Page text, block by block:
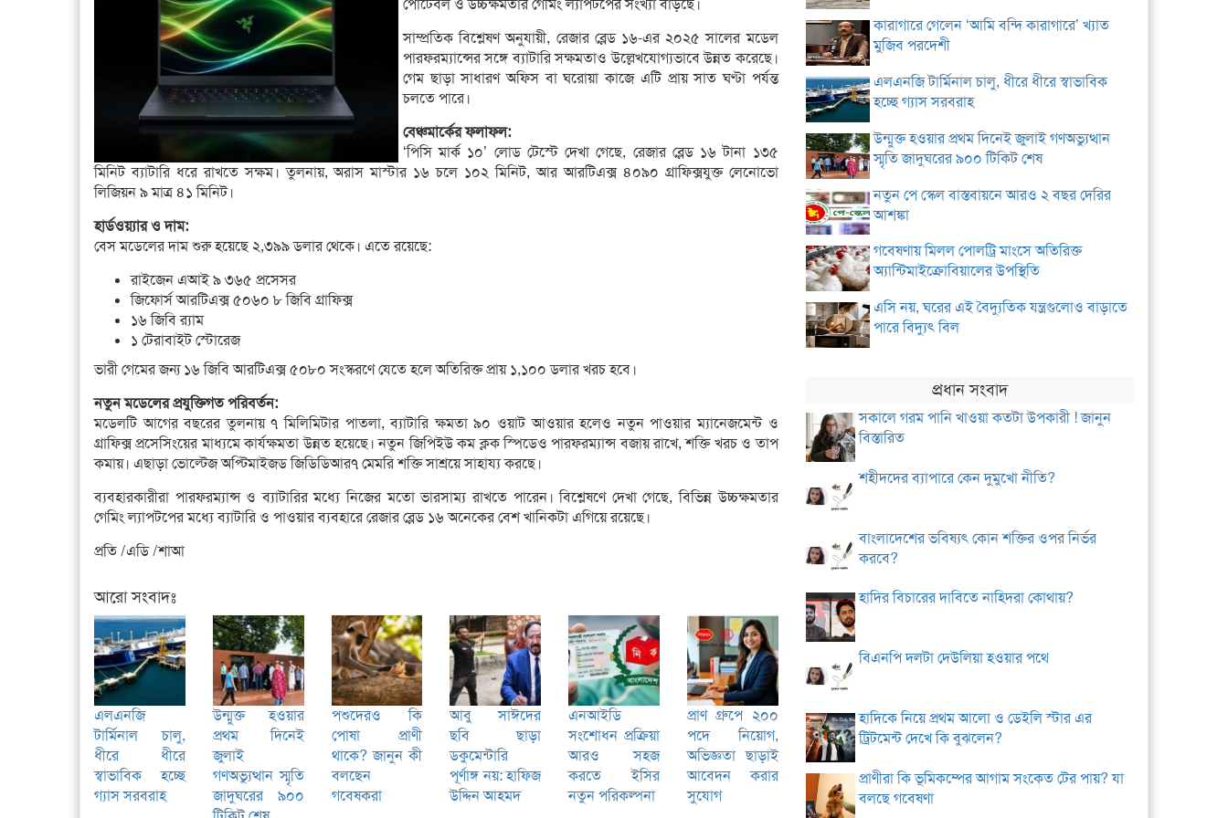
সাম্প্রতিক বিশ্লেষণ অনুযায়ী, রেজার ব্লেড ১৬-এর ২০২৫ সালের মডেল
পারফরম্যান্সের সঙ্গে ব্যাটারি সক্ষমতাও উল্লেখযোগ্যভাবে উন্নত করেছে।
গেম ছাড়া সাধারণ অফিস বা ঘরোয়া কাজে এটি প্রায় সাত ঘণ্টা পর্যন্ত
চলতে পারে।
বেঞ্চমার্কের ফলাফল:
‘পিসি মার্ক ১০’ লোড টেস্টে দেখা গেছে, রেজার ব্লেড ১৬ টানা ১৩৫
মিনিট ব্যাটারি ধরে রাখতে সক্ষম। তুলনায়, অরাস মাস্টার ১৬ চলে ১০২ মিনিট, আর আরটিএক্স ৪০৯০ গ্রাফিক্সযুক্ত লেনোভো
লিজিয়ন ৯ মাত্র ৪১ মিনিট।
হার্ডওয়্যার ও দাম:
বেস মডেলের দাম শুরু হয়েছে ২,৩৯৯ ডলার থেকে। এতে রয়েছে:
রাইজেন এআই ৯ ৩৬৫ প্রসেসর
জিফোর্স আরটিএক্স ৫০৬০ ৮ জিবি গ্রাফিক্স
১৬ জিবি র‍্যাম
১ টেরাবাইট স্টোরেজ
ভারী গেমের জন্য ১৬ জিবি আরটিএক্স ৫০৮০ সংস্করণে যেতে হলে অতিরিক্ত প্রায় ১,১০০ ডলার খরচ হবে।
নতুন মডেলের প্রযুক্তিগত পরিবর্তন:
মডেলটি আগের বছরের তুলনায় ৭ মিলিমিটার পাতলা, ব্যাটারি ক্ষমতা ৯০ ওয়াট আওয়ার হলেও নতুন পাওয়ার ম্যানেজমেন্ট ও
গ্রাফিক্স প্রসেসিংয়ের মাধ্যমে কার্যক্ষমতা উন্নত হয়েছে। নতুন জিপিইউ কম ক্লক স্পিডেও পারফরম্যান্স বজায় রাখে, শক্তি খরচ ও তাপ
কমায়। এছাড়া ভোল্টেজ অপ্টিমাইজড জিডিডিআর৭ মেমরি শক্তি সাশ্রয়ে সাহায্য করছে।
ব্যবহারকারীরা পারফরম্যান্স ও ব্যাটারির মধ্যে নিজের মতো ভারসাম্য রাখতে পারেন। বিশ্লেষণে দেখা গেছে, বিভিন্ন উচ্চক্ষমতার
গেমিং ল্যাপটপের মধ্যে ব্যাটারি ও পাওয়ার ব্যবহারে রেজার ব্লেড ১৬ অনেকের বেশ খানিকটা এগিয়ে রয়েছে।
প্রতি /এডি /শাআ
আরো সংবাদঃ
এলএনজি
টার্মিনাল চালু,
ধীরে ধীরে
স্বাভাবিক হচ্ছে
গ্যাস সরবরাহ
উন্মুক্ত হওয়ার
প্রথম দিনেই
জুলাই
গণঅভ্যুত্থান স্মৃতি
জাদুঘরের ৯০০
পশুদেরও কি
পোষা প্রাণী
থাকে? জানুন কী
বলছেন
গবেষকরা
আবু সাঈদের
ছবি ছাড়া
ডকুমেন্টারি
পূর্ণাঙ্গ নয়: হাফিজ
উদ্দিন আহমদ
এনআইডি
সংশোধন প্রক্রিয়া
আরও সহজ
করতে ইসির
নতুন পরিকল্পনা
প্রাণ গ্রুপে ২০০
পদে নিয়োগ,
অভিজ্ঞতা ছাড়াই
আবেদন করার
সুযোগ
কারাগারে গেলেন ‘আমি বন্দি কারাগারে’ খ্যাত
মুজিব পরদেশী
এলএনজি টার্মিনাল চালু, ধীরে ধীরে স্বাভাবিক
হচ্ছে গ্যাস সরবরাহ
উন্মুক্ত হওয়ার প্রথম দিনেই জুলাই গণঅভ্যুত্থান
স্মৃতি জাদুঘরের ৯০০ টিকিট শেষ
নতুন পে স্কেল বাস্তবায়নে আরও ২ বছর দেরির
আশঙ্কা
গবেষণায় মিলল পোলট্রি মাংসে অতিরিক্ত
অ্যান্টিমাইক্রোবিয়ালের উপস্থিতি
এসি নয়, ঘরের এই বৈদ্যুতিক যন্ত্রগুলোও বাড়াতে
পারে বিদ্যুৎ বিল
প্রধান সংবাদ
সকালে গরম পানি খাওয়া কতটা উপকারী ! জানুন
বিস্তারিত
শহীদদের ব্যাপারে কেন দুমুখো নীতি?
বাংলাদেশের ভবিষ্যৎ কোন শক্তির ওপর নির্ভর
করবে?
হাদির বিচারের দাবিতে নাহিদরা কোথায়?
বিএনপি দলটা দেউলিয়া হওয়ার পথে
হাদিকে নিয়ে প্রথম আলো ও ডেইলি স্টার এর
ট্রিটমেন্ট দেখে কি বুঝলেন?
প্রাণীরা কি ভূমিকম্পের আগাম সংকেত টের পায়? যা
বলছে গবেষণা